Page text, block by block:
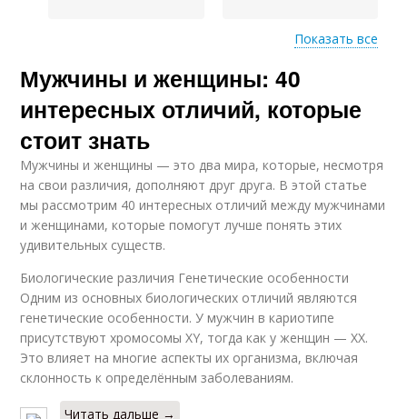
Различия между
мужчинами
когнитивных
Различия в общении
Различия в
эмоциональной сфере
коммуникации
поведение
Различия в
мышечной ткани
Различия в
физической силе
Показать все
Мужчины и женщины: 40
интересных отличий, которые
стоит знать
Мужчины и женщины — это два мира, которые, несмотря
на свои различия, дополняют друг друга. В этой статье
мы рассмотрим 40 интересных отличий между мужчинами
и женщинами, которые помогут лучше понять этих
удивительных существ.
Биологические различия Генетические особенности
Одним из основных биологических отличий являются
генетические особенности. У мужчин в кариотипе
присутствуют хромосомы XY, тогда как у женщин — XX.
Это влияет на многие аспекты их организма, включая
склонность к определённым заболеваниям.
Читать дальше →